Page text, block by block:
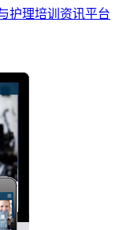
护理培训资讯平台